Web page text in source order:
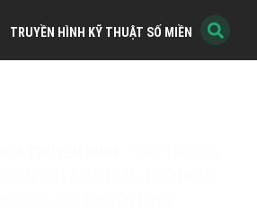
KỸ THUẬT SỐ MIỀN NAM